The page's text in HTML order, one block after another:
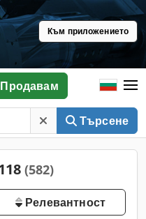
Към приложението
Търсене
Продавам
(582)
Релевантност